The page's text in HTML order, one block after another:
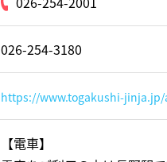
026-254-3180
https://www.togakushi-
【電車】